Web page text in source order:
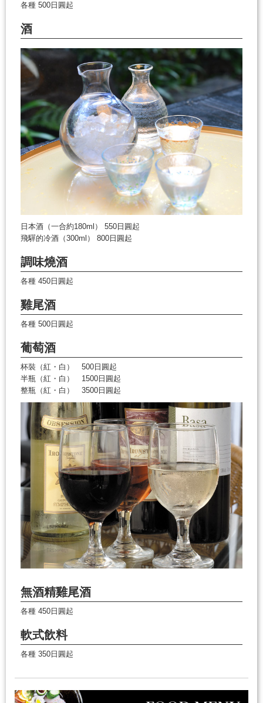
各種 500日圓起
酒
日本酒（一合約180ml） 550日圓起
飛驒的冷酒（300ml） 800日圓起
調味燒酒
各種 450日圓起
雞尾酒
各種 500日圓起
葡萄酒
杯裝（紅・白） 500日圓起
半瓶（紅・白） 1500日圓起
整瓶（紅・白） 3500日圓起
無酒精雞尾酒
各種 450日圓起
軟式飲料
各種 350日圓起